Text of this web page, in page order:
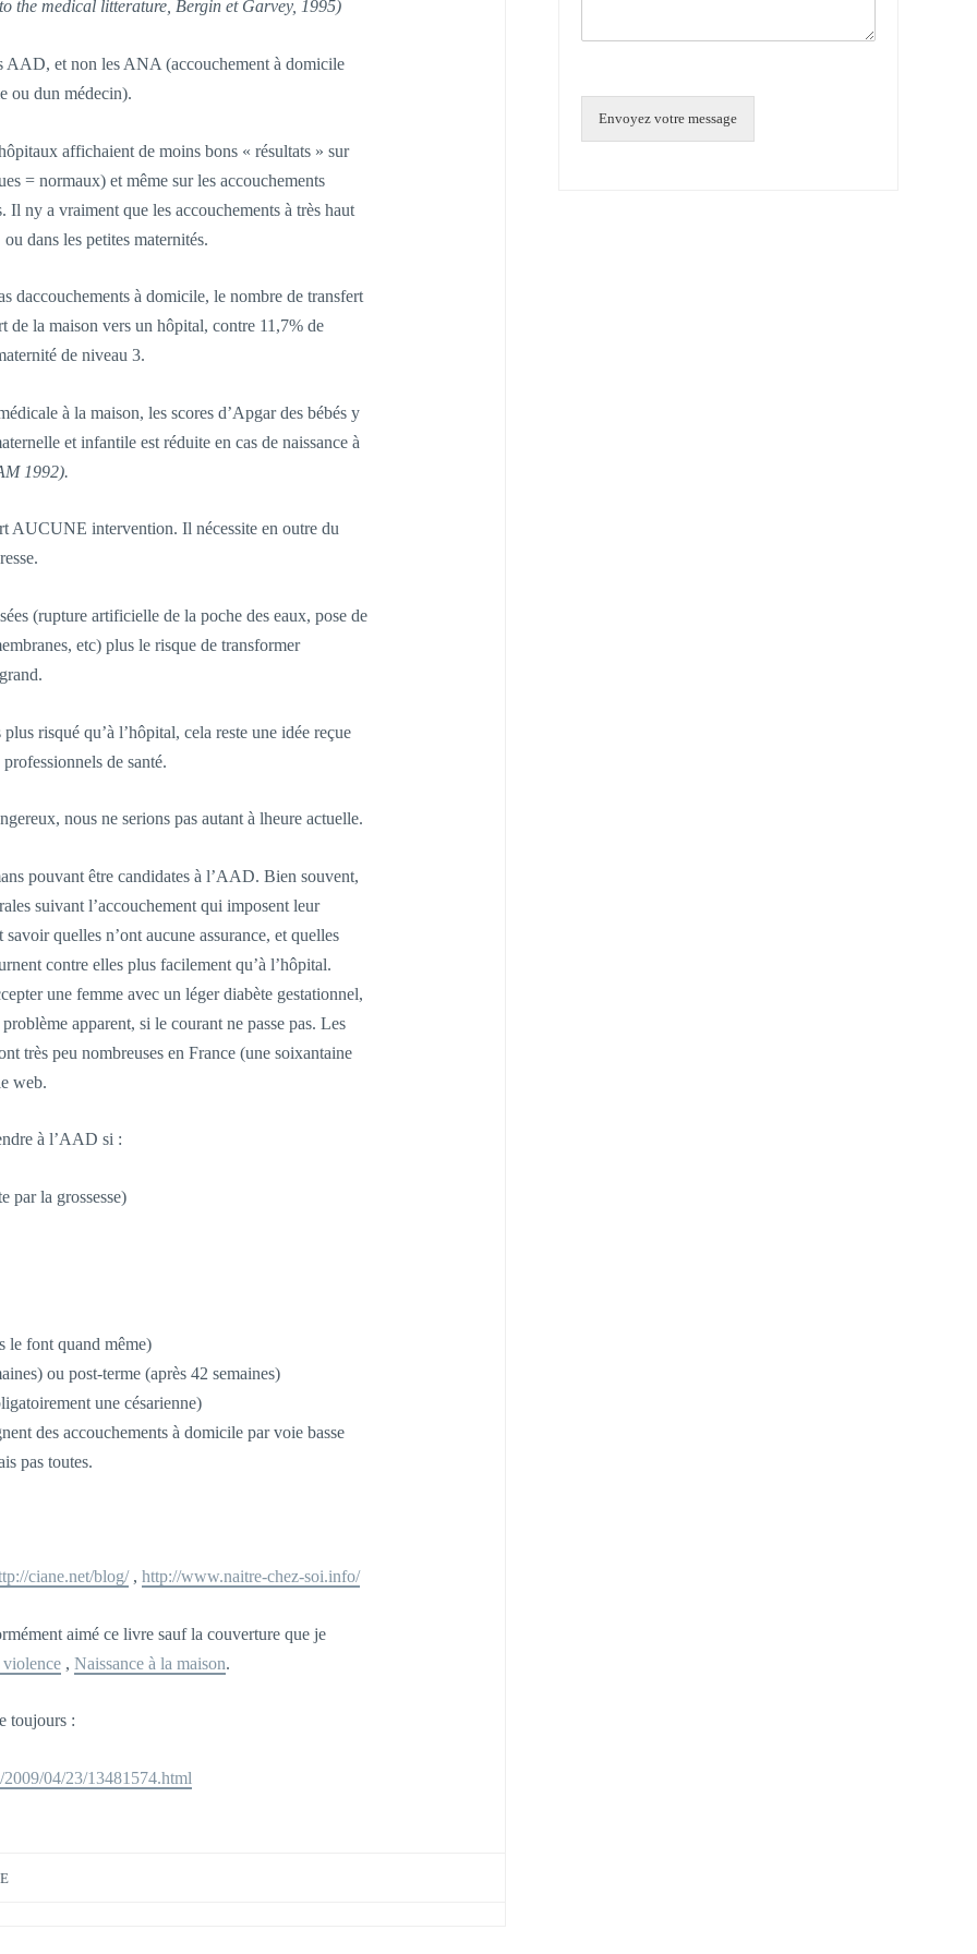
the medical litterature, Bergin et Garvey, 1995)
AAD, et non les ANA (accouchement à domicile
ou dun médecin).
affichaient de moins bons « résultats » sur
= normaux) et même sur les accouchements
Il ny a vraiment que les accouchements à très haut
dans les petites maternités.
daccouchements à domicile, le nombre de transfert
de la maison vers un hôpital, contre 11,7% de
de niveau 3.
à la maison, les scores d’Apgar des bébés y
et infantile est réduite en cas de naissance à
1992).
AUCUNE intervention. Il nécessite en outre du
(rupture artificielle de la poche des eaux, pose de
etc) plus le risque de transformer
risqué qu’à l’hôpital, cela reste une idée reçue
de santé.
nous ne serions pas autant à lheure actuelle.
pouvant être candidates à l’AAD. Bien souvent,
suivant l’accouchement qui imposent leur
quelles n’ont aucune assurance, et quelles
contre elles plus facilement qu’à l’hôpital.
une femme avec un léger diabète gestationnel,
apparent, si le courant ne passe pas. Les
très peu nombreuses en France (une soixantaine
web.
à l’AAD si :
par la grossesse)
le font quand même)
ou post-terme (après 42 semaines)
une césarienne)
des accouchements à domicile par voie basse
pas toutes.
ciane.net/blog/, http://www.naitre-chez-soi.info/
aimé ce livre sauf la couverture que je
violence, Naissance à la maison.
toujours :
04/23/13481574.html
Envoyez votre message